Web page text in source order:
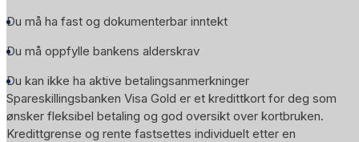
Du må ha fast og dokumenterbar inntekt
Du må oppfylle bankens alderskrav
Du kan ikke ha aktive betalingsanmerkninger
Spareskillingsbanken Visa Gold er et kredittkort for deg som
ønsker fleksibel betaling og god oversikt over kortbruken.
Kredittgrense og rente fastsettes individuelt etter en